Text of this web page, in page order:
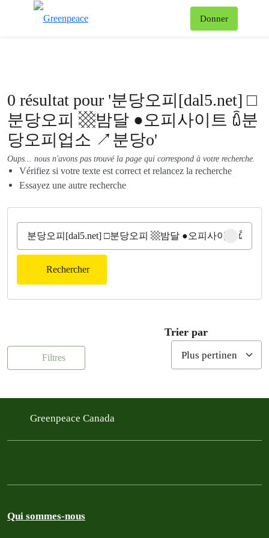
Donner
0 résultat pour '분당오피[dal5.net] □
분당오피 ▩밤달 ●오피사이트 ꇹ분
당오피업소 ↗분당o'
Oups... nous n'avons pas trouvé la page qui correspond à votre recherche.
Vérifiez si votre texte est correct et relancez la recherche
Essayez une autre recherche
Clear
Rechercher
Filtres
Trier par
Greenpeace Canada
Qui sommes-nous